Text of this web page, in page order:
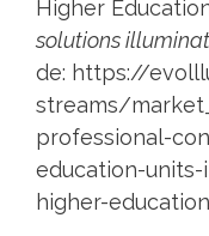
Higher
solutions
de: https://
streams/
professional-
education-
higher-